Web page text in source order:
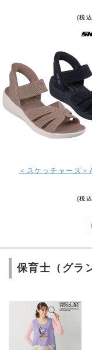
(税
＜スケッチャーズ＞
(税
保育士（グラ